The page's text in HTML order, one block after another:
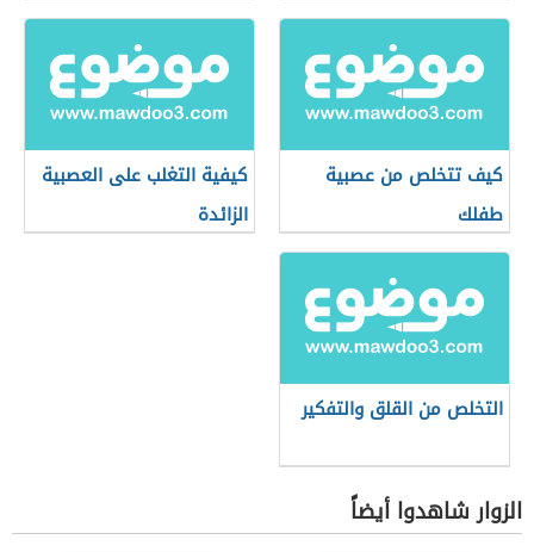
كيف تتخلص من عصبية
طفلك
كيفية التغلب على العصبية
الزائدة
التخلص من القلق والتفكير
الزوار شاهدوا أيضاً